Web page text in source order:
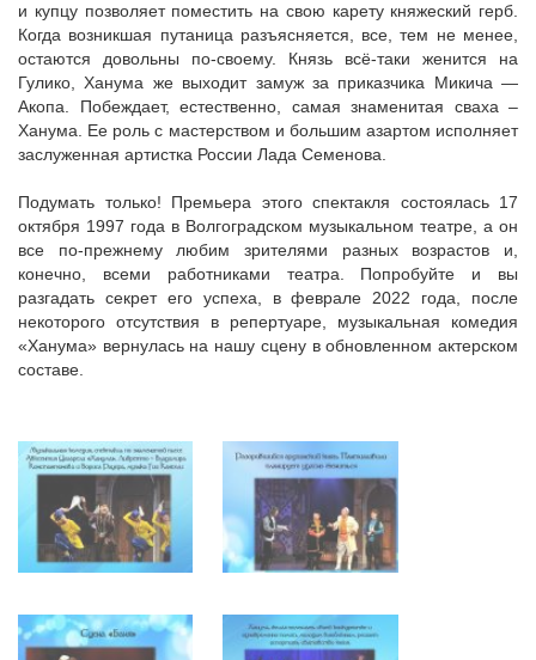
и купцу позволяет поместить на свою карету княжеский герб.
Когда возникшая путаница разъясняется, все, тем не менее,
остаются довольны по-своему. Князь всё-таки женится на
Гулико, Ханума же выходит замуж за приказчика Микича —
Акопа. Побеждает, естественно, самая знаменитая сваха –
Ханума. Ее роль с мастерством и большим азартом исполняет
заслуженная артистка России Лада Семенова.
Подумать только! Премьера этого спектакля состоялась 17
октября 1997 года в Волгоградском музыкальном театре, а он
все по-прежнему любим зрителями разных возрастов и,
конечно, всеми работниками театра. Попробуйте и вы
разгадать секрет его успеха, в феврале 2022 года, после
некоторого отсутствия в репертуаре, музыкальная комедия
«Ханума» вернулась на нашу сцену в обновленном актерском
составе.